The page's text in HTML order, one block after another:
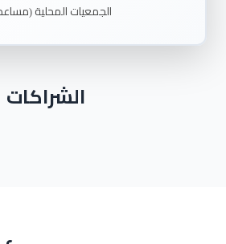
الجمعياتالمحلية(
الشراكات